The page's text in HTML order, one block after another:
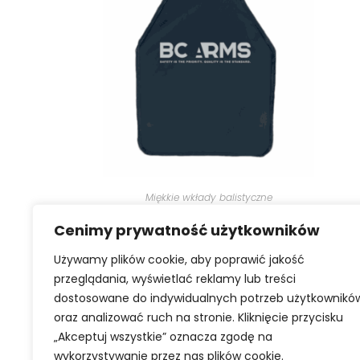
Cenimy prywatność użytkowników
Używamy plików cookie, aby poprawić jakość
przeglądania, wyświetlać reklamy lub treści
dostosowane do indywidualnych potrzeb
oraz analizować ruch na stronie. Kliknięcie przycisku
„Akceptuj wszystkie” oznacza zgodę na
wykorzystywanie przez nas plików cookie.
WYBIERZ OPCJE
Miękkie wkłady balistyczne
Archangel Soft K2 | Polskie
płyty balistyczne.
899,00zł–999,00zł